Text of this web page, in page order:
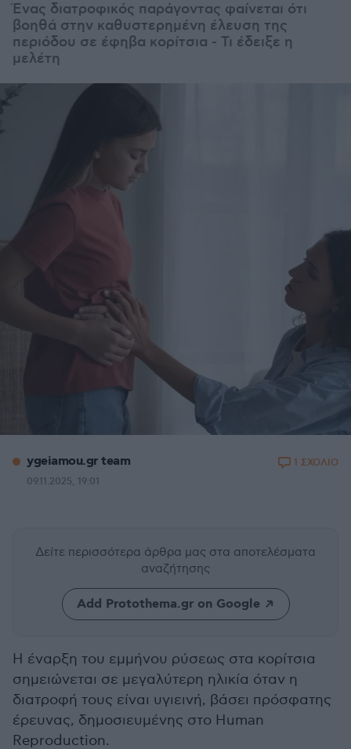
Ένας διατροφικός παράγοντας φαίνεται ότι
βοηθά στην καθυστερημένη έλευση της
περιόδου σε έφηβα κορίτσια - Τι έδειξε η
μελέτη
ygeiamou.gr team
09.11.2025, 19:01
1 ΣΧΟΛΙΟ
Δείτε περισσότερα άρθρα μας στα αποτελέσματα
αναζήτησης
Add Protothema.gr on Google
Η έναρξη του εμμήνου ρύσεως στα κορίτσια
σημειώνεται σε μεγαλύτερη ηλικία όταν η
διατροφή τους είναι υγιεινή, βάσει πρόσφατης
έρευνας, δημοσιευμένης στο Human
Reproduction.